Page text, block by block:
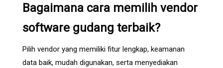
Bagaimana cara memilih vendor
software gudang terbaik?
Pilih vendor yang memiliki fitur lengkap, keamanan
data baik, mudah digunakan, serta menyediakan